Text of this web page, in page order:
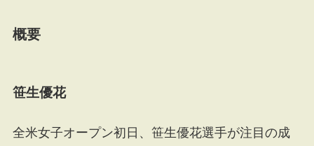
概要
笹生優花
全米女子オープン初日、笹生優花選手が注目の成